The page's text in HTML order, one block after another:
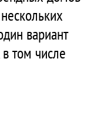
вариант
том числе